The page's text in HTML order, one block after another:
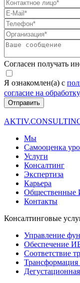
Согласен получать
Я ознакомлен(а) с
согласие на
Отправить
Мы
Самооценка
Услуги
Консалтинг
Экспертиза
Карьера
Общественные
Контакты
Консалтинговые
Управление
Обеспечение
Соответствие